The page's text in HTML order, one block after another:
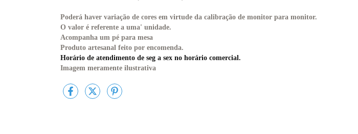
Poderá haver variação de cores em virtude da calibração de monitor para monitor.
O valor é referente a uma' unidade.
Acompanha um pé para mesa
Produto artesanal feito por encomenda.
Horário de atendimento de seg a sex no horário comercial.
Imagem meramente ilustrativa